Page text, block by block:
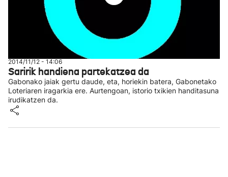
2014/11/12 - 14:06
Saririk handiena partekatzea da
Gabonako jaiak gertu daude, eta, horiekin batera, Gabonetako
Loteriaren iragarkia ere. Aurtengoan, istorio txikien handitasuna
irudikatzen da.